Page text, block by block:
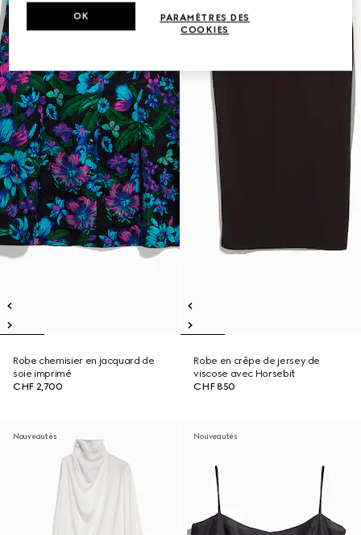
Robe chemisier en jacquard de
soie imprimé
CHF 2,700
Robe en crêpe de jersey de
viscose avec Horsebit
CHF 850
Nouveautés Nouveautés
PARAMÈTRES DES
COOKIES
OK